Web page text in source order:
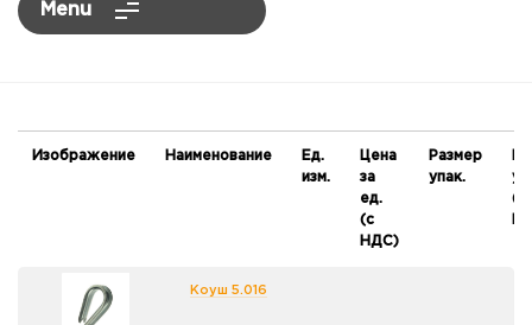
Menu
Изображение Наименование
Ед.
изм.
Цена
за
ед.
(с
НДС)
Размер
упак.
(с
Коуш 5.016